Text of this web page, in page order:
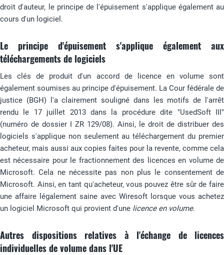
droit d'auteur, le principe de l'épuisement s'applique également au
cours d'un logiciel.
Le principe d'épuisement s'applique également aux
téléchargements de logiciels
Les clés de produit d'un accord de licence en volume sont
également soumises au principe d'épuisement. La Cour fédérale de
justice (BGH) l'a clairement souligné dans les motifs de l'arrêt
rendu le 17 juillet 2013 dans la procédure dite "UsedSoft III"
(numéro de dossier I ZR 129/08). Ainsi, le droit de distribuer des
logiciels s'applique non seulement au téléchargement du premier
acheteur, mais aussi aux copies faites pour la revente, comme cela
est nécessaire pour le fractionnement des licences en volume de
Microsoft. Cela ne nécessite pas non plus le consentement de
Microsoft. Ainsi, en tant qu'acheteur, vous pouvez être sûr de faire
une affaire légalement saine avec Wiresoft lorsque vous achetez
un logiciel Microsoft qui provient d'une licence en volume.
Autres dispositions relatives à l'échange de licences
individuelles de volume dans l'UE